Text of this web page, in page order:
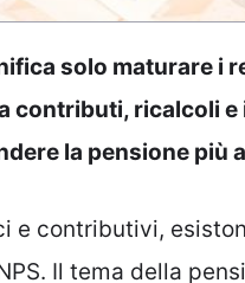
solo maturare i
contributi, ricalcoli
la pensione più
e contributivi,
Il tema della